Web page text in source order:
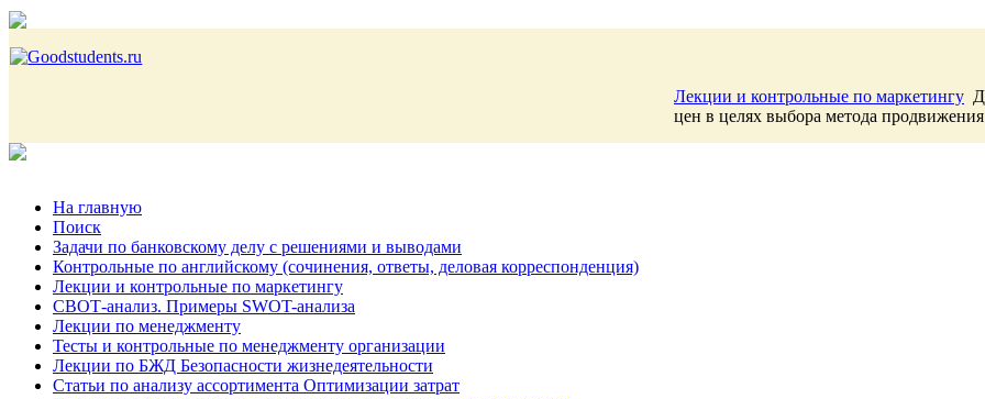
Лекции и контрольные по маркетингу
цен в целях выбора метода продвижения
На главную
Поиск
Задачи по банковскому делу с решениями и выводами
Контрольные по английскому (сочинения, ответы, деловая корреспонденция)
Лекции и контрольные по маркетингу
СВОТ-анализ. Примеры SWOT-анализа
Лекции по менеджменту
Тесты и контрольные по менеджменту организации
Лекции по БЖД Безопасности жизнедеятельности
Статьи по анализу ассортимента Оптимизации затрат